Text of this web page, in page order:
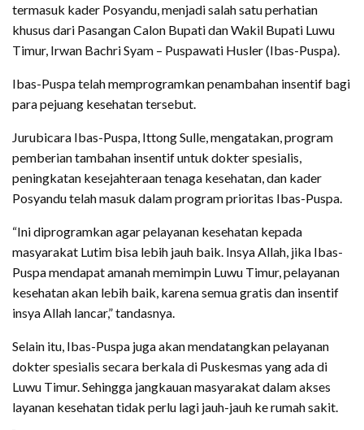
termasuk kader Posyandu, menjadi salah satu perhatian
khusus dari Pasangan Calon Bupati dan Wakil Bupati Luwu
Timur, Irwan Bachri Syam – Puspawati Husler (Ibas-Puspa).
Ibas-Puspa telah memprogramkan penambahan insentif bagi
para pejuang kesehatan tersebut.
Jurubicara Ibas-Puspa, Ittong Sulle, mengatakan, program
pemberian tambahan insentif untuk dokter spesialis,
peningkatan kesejahteraan tenaga kesehatan, dan kader
Posyandu telah masuk dalam program prioritas Ibas-Puspa.
“Ini diprogramkan agar pelayanan kesehatan kepada
masyarakat Lutim bisa lebih jauh baik. Insya Allah, jika Ibas-
Puspa mendapat amanah memimpin Luwu Timur, pelayanan
kesehatan akan lebih baik, karena semua gratis dan insentif
insya Allah lancar,” tandasnya.
Selain itu, Ibas-Puspa juga akan mendatangkan pelayanan
dokter spesialis secara berkala di Puskesmas yang ada di
Luwu Timur. Sehingga jangkauan masyarakat dalam akses
layanan kesehatan tidak perlu lagi jauh-jauh ke rumah sakit.